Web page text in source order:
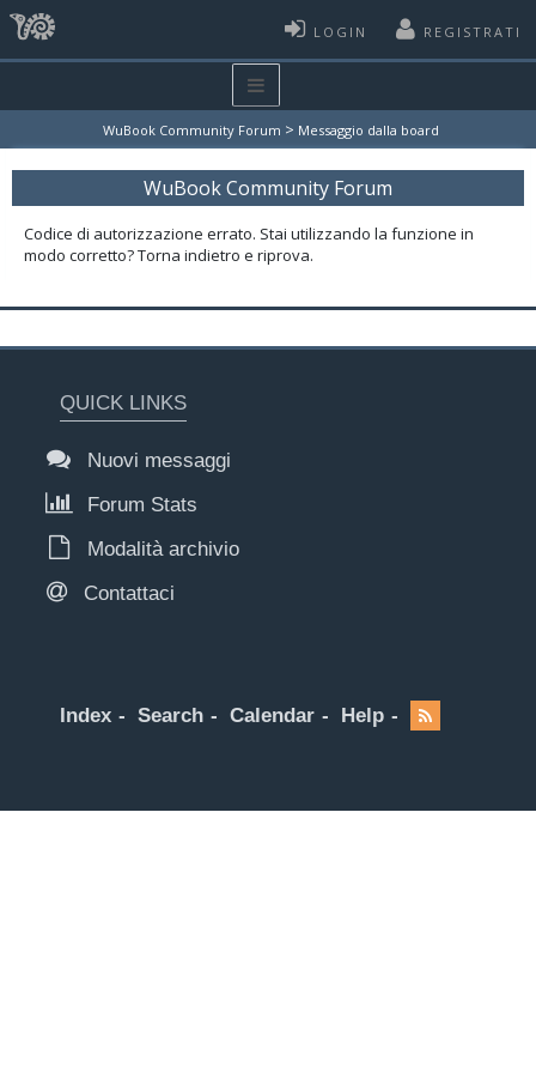
LOGIN REGISTRATI
WuBook Community Forum > Messaggio dalla board
WuBook Community Forum
Codice di autorizzazione errato. Stai utilizzando la funzione in
modo corretto? Torna indietro e riprova.
QUICK LINKS
Nuovi messaggi
Forum Stats
Modalità archivio
Contattaci
Index Search Calendar Help